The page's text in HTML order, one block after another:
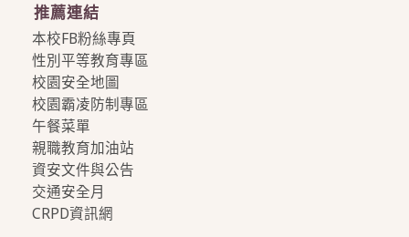
推薦連結
本校FB粉絲專頁
性別平等教育專區
校園安全地圖
校園霸凌防制專區
午餐菜單
親職教育加油站
資安文件與公告
交通安全月
CRPD資訊網